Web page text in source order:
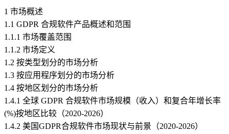
1 市场概述
1.1 GDPR 合规软件产品概述和范围
1.1.1 市场覆盖范围
1.1.2 市场定义
1.2 按类型划分的市场分析
1.3 按应用程序划分的市场分析
1.4 按地区划分的市场分析
1.4.1 全球 GDPR 合规软件市场规模（收入）和复合年增长率
(%)按地区比较（2020-2026）
1.4.2 美国GDPR合规软件市场现状与前景（2020-2026）